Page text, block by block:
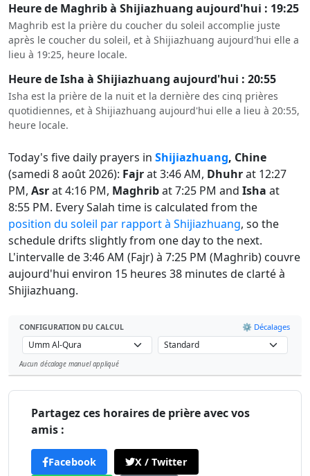
Heure de Maghrib à Shijiazhuang aujourd'hui : 19:25
Maghrib est la prière du coucher du soleil accomplie juste
après le coucher du soleil, et à Shijiazhuang aujourd'hui elle a
lieu à 19:25, heure locale.
Heure de Isha à Shijiazhuang aujourd'hui : 20:55
Isha est la prière de la nuit et la dernière des cinq prières
quotidiennes, et à Shijiazhuang aujourd'hui elle a lieu à 20:55,
heure locale.
Today's five daily prayers in Shijiazhuang, Chine
(samedi 8 août 2026): Fajrat 3:46 AM, Dhuhrat 12:27
PM, Asrat 4:16 PM, Maghribat 7:25 PM and Isha at
8:55 PM. Every Salah time is calculated from the
position du soleil par rapport à Shijiazhuang, so the
schedule drifts slightly from one day to the next.
L'intervalle de 3:46 AM (Fajr) à 7:25 PM (Maghrib) couvre
aujourd'hui environ 15 heures 38 minutes de clarté à
Shijiazhuang.
CONFIGURATION DU CALCUL ⚙️ Décalages
Aucun décalage manuel appliqué
Partagez ces horaires de prière avec vos
amis :
Facebook
X / Twitter